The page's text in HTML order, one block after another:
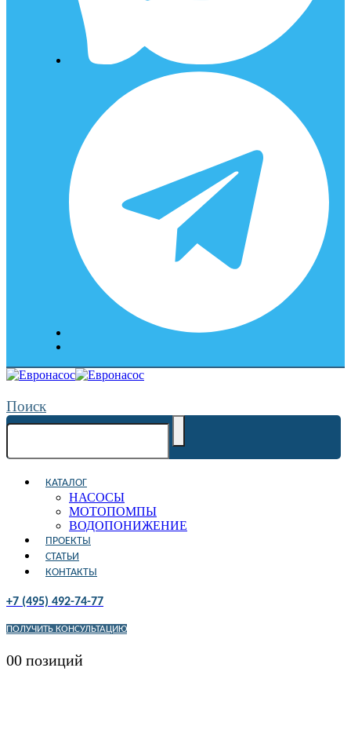
Поиск
КАТАЛОГ
НАСОСЫ
МОТОПОМПЫ
ВОДОПОНИЖЕНИЕ
ПРОЕКТЫ
СТАТЬИ
КОНТАКТЫ
+7 (495) 492-74-77
ПОЛУЧИТЬ КОНСУЛЬТАЦИЮ
00 позиций